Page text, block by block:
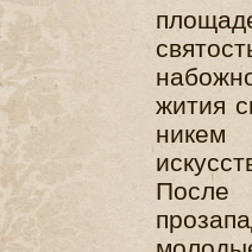
жития
никем